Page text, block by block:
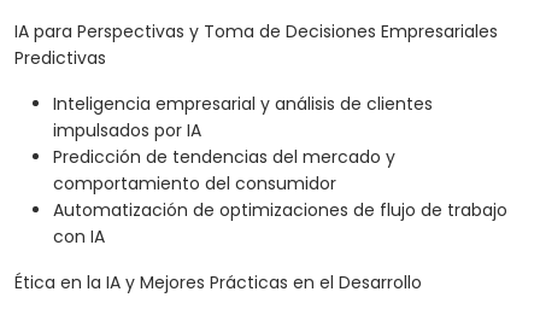
IA para Perspectivas y Toma de Decisiones Empresariales
Predictivas
Inteligencia empresarial y análisis de clientes
impulsados por IA
Predicción de tendencias del mercado y
comportamiento del consumidor
Automatización de optimizaciones de flujo de trabajo
con IA
Ética en la IA y Mejores Prácticas en el Desarrollo